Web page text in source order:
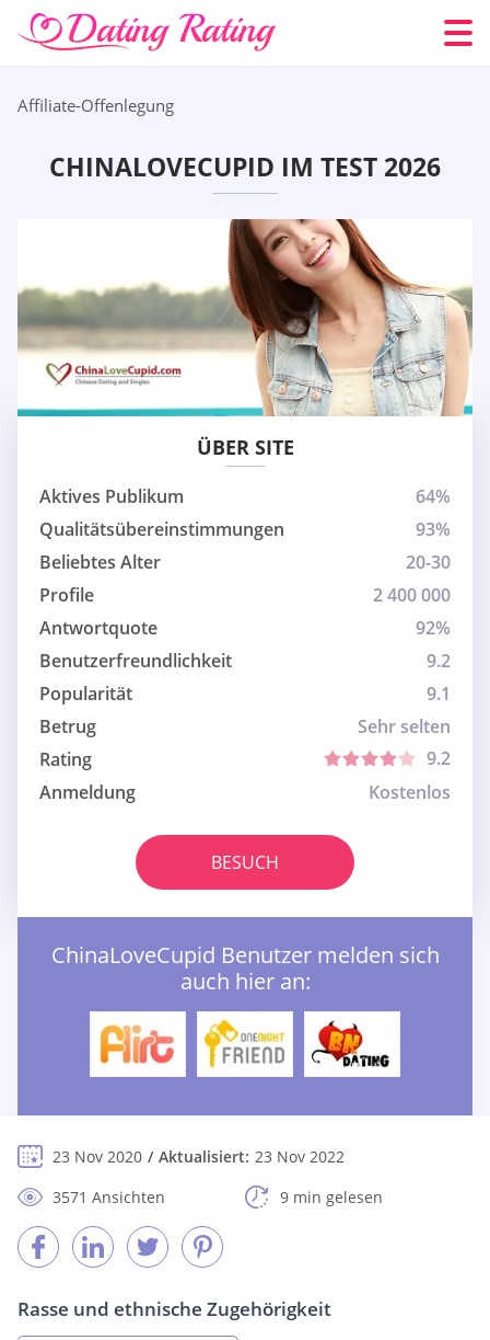
Affiliate-Offenlegung
CHINALOVECUPID IM TEST 2026
ÜBER SITE
Aktives Publikum
64%
Qualitätsübereinstimmungen
93%
Beliebtes Alter
20-30
Profile
2 400 000
Antwortquote
92%
Benutzerfreundlichkeit
9.2
Popularität
9.1
Betrug
Sehr selten
Rating
9.2
Anmeldung
Kostenlos
BESUCH
ChinaLoveCupid Benutzer melden sich
auch hier an:
23 Nov 2020 Aktualisiert: 23 Nov 2022
3571 Ansichten
9 min gelesen
Rasse und ethnische Zugehörigkeit